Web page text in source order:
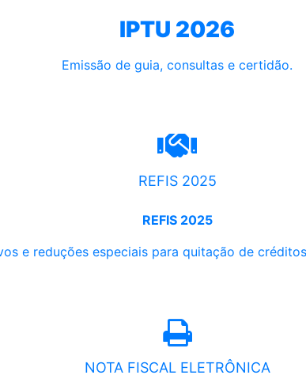
IPTU 2026
Emissão de guia, consultas e certidão.
REFIS 2025
REFIS 2025
e reduções especiais para quitação de
NOTA FISCAL ELETRÔNICA